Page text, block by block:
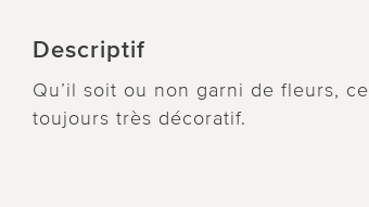
Descriptif
Qu’il soit ou non garni de fleurs,
toujours très décoratif.